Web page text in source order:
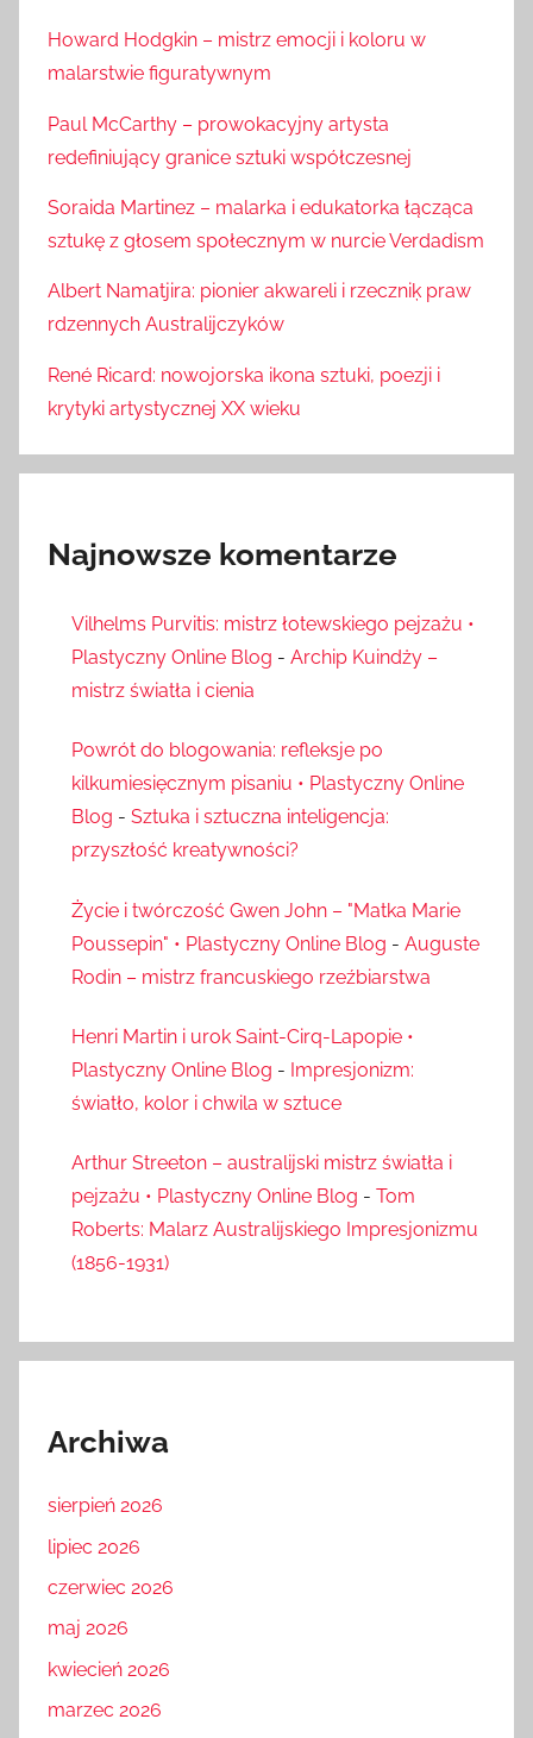
Howard Hodgkin – mistrz emocji i koloru w
malarstwie figuratywnym
Paul McCarthy – prowokacyjny artysta
redefiniujący granice sztuki współczesnej
Soraida Martinez – malarka i edukatorka łącząca
sztukę z głosem społecznym w nurcie Verdadism
Albert Namatjira: pionier akwareli i rzeczniķ praw
rdzennych Australijczyków
René Ricard: nowojorska ikona sztuki, poezji i
krytyki artystycznej XX wieku
Najnowsze komentarze
Vilhelms Purvitis: mistrz łotewskiego pejzażu •
Plastyczny Online Blog - Archip Kuindży –
mistrz światła i cienia
Powrót do blogowania: refleksje po
kilkumiesięcznym pisaniu • Plastyczny Online
Blog - Sztuka i sztuczna inteligencja:
przyszłość kreatywności?
Życie i twórczość Gwen John – "Matka Marie
Poussepin" • Plastyczny Online Blog - Auguste
Rodin – mistrz francuskiego rzeźbiarstwa
Henri Martin i urok Saint-Cirq-Lapopie •
Plastyczny Online Blog - Impresjonizm:
światło, kolor i chwila w sztuce
Arthur Streeton – australijski mistrz światła i
pejzażu • Plastyczny Online Blog - Tom
Roberts: Malarz Australijskiego Impresjonizmu
(1856-1931)
Archiwa
sierpień 2026
lipiec 2026
czerwiec 2026
maj 2026
kwiecień 2026
marzec 2026